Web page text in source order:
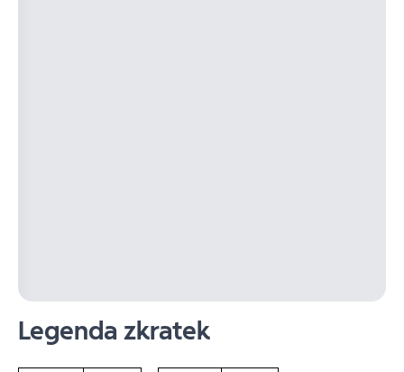
Legenda zkratek